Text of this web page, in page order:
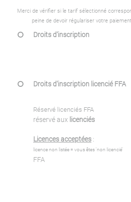
Merci de vérifier si le tarif sélectionné
peine de devoir régulariser votre
Droits d'inscription
Droits d'inscription licencié FFA
Réservé licenciés FFA
réservé aux licenciés
Licences acceptées :
licence non listée = vous êtes 'non licencié'
FFA